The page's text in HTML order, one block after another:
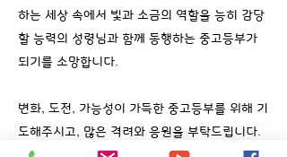
하는 세상 속에서 빛과 소금의 역할을 능히 감당
할 능력의 성령님과 함께 동행하는 중고등부가
되기를 소망합니다.
변화, 도전, 가능성이 가득한 중고등부를 위해 기
도해주시고, 많은 격려와 응원을 부탁드립니다.